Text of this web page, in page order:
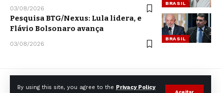
By using this site, you agree to the Privacy Policy
Aceitar
BRASIL
03/08/2026
BRASIL
Pesquisa BTG/Nexus: Lula lidera, e
Flávio Bolsonaro avança
03/08/2026